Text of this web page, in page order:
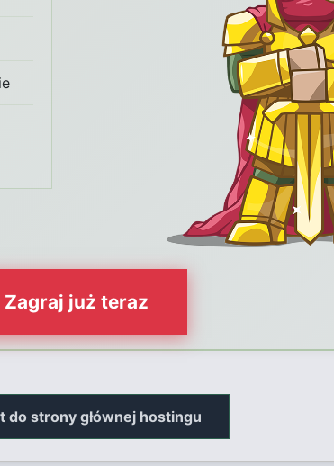
Zagraj już teraz
do strony głównej hostingu